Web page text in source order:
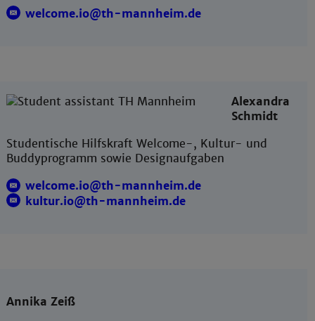
welcome.io@th-mannheim.de
Alexandra
Schmidt
Studentische Hilfskraft Welcome-, Kultur- und
Buddyprogramm sowie Designaufgaben
welcome.io@th-mannheim.de
kultur.io@th-mannheim.de
Annika Zeiß